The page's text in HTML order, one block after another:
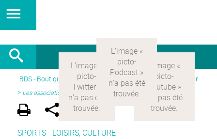
BDS - Boutique des sciences Version Française> Découvrir
> Les associations partenaires
SPORTS - LOISIRS, CULTURE -